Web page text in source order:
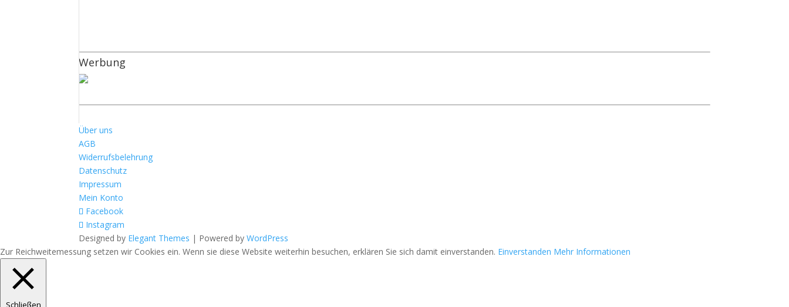
Werbung
Über uns
AGB
Widerrufsbelehrung
Datenschutz
Impressum
Mein Konto
Facebook
Instagram
Designed by Elegant Themes | Powered byWordPress
Zur Reichweitemessung setzen wir Cookies ein. Wenn sie diese Website weiterhin besuchen, erklären Sie sich damit einverstanden. Einverstanden Mehr Informationen
Schließen